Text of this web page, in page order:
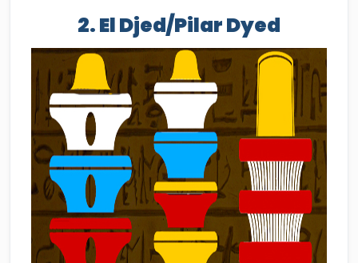
2. El Djed/Pilar Dyed